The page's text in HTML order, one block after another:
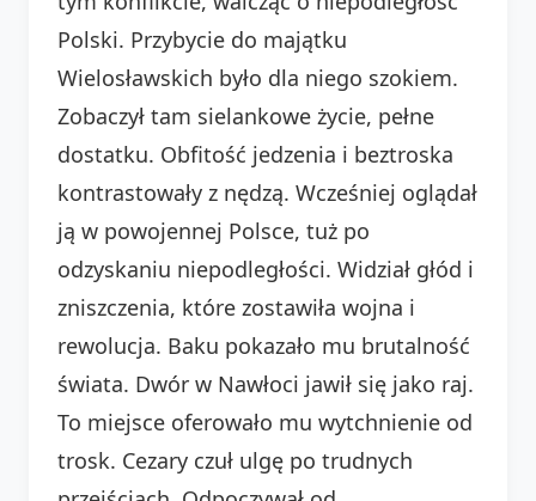
Polski. Przybycie do majątku
Wielosławskich było dla niego szokiem.
Zobaczył tam sielankowe życie, pełne
dostatku. Obfitość jedzenia i beztroska
kontrastowały z nędzą. Wcześniej oglądał
ją w powojennej Polsce, tuż po
odzyskaniu niepodległości. Widział głód i
zniszczenia, które zostawiła wojna i
rewolucja. Baku pokazało mu brutalność
świata. Dwór w Nawłoci jawił się jako raj.
To miejsce oferowało mu wytchnienie od
trosk. Cezary czuł ulgę po trudnych